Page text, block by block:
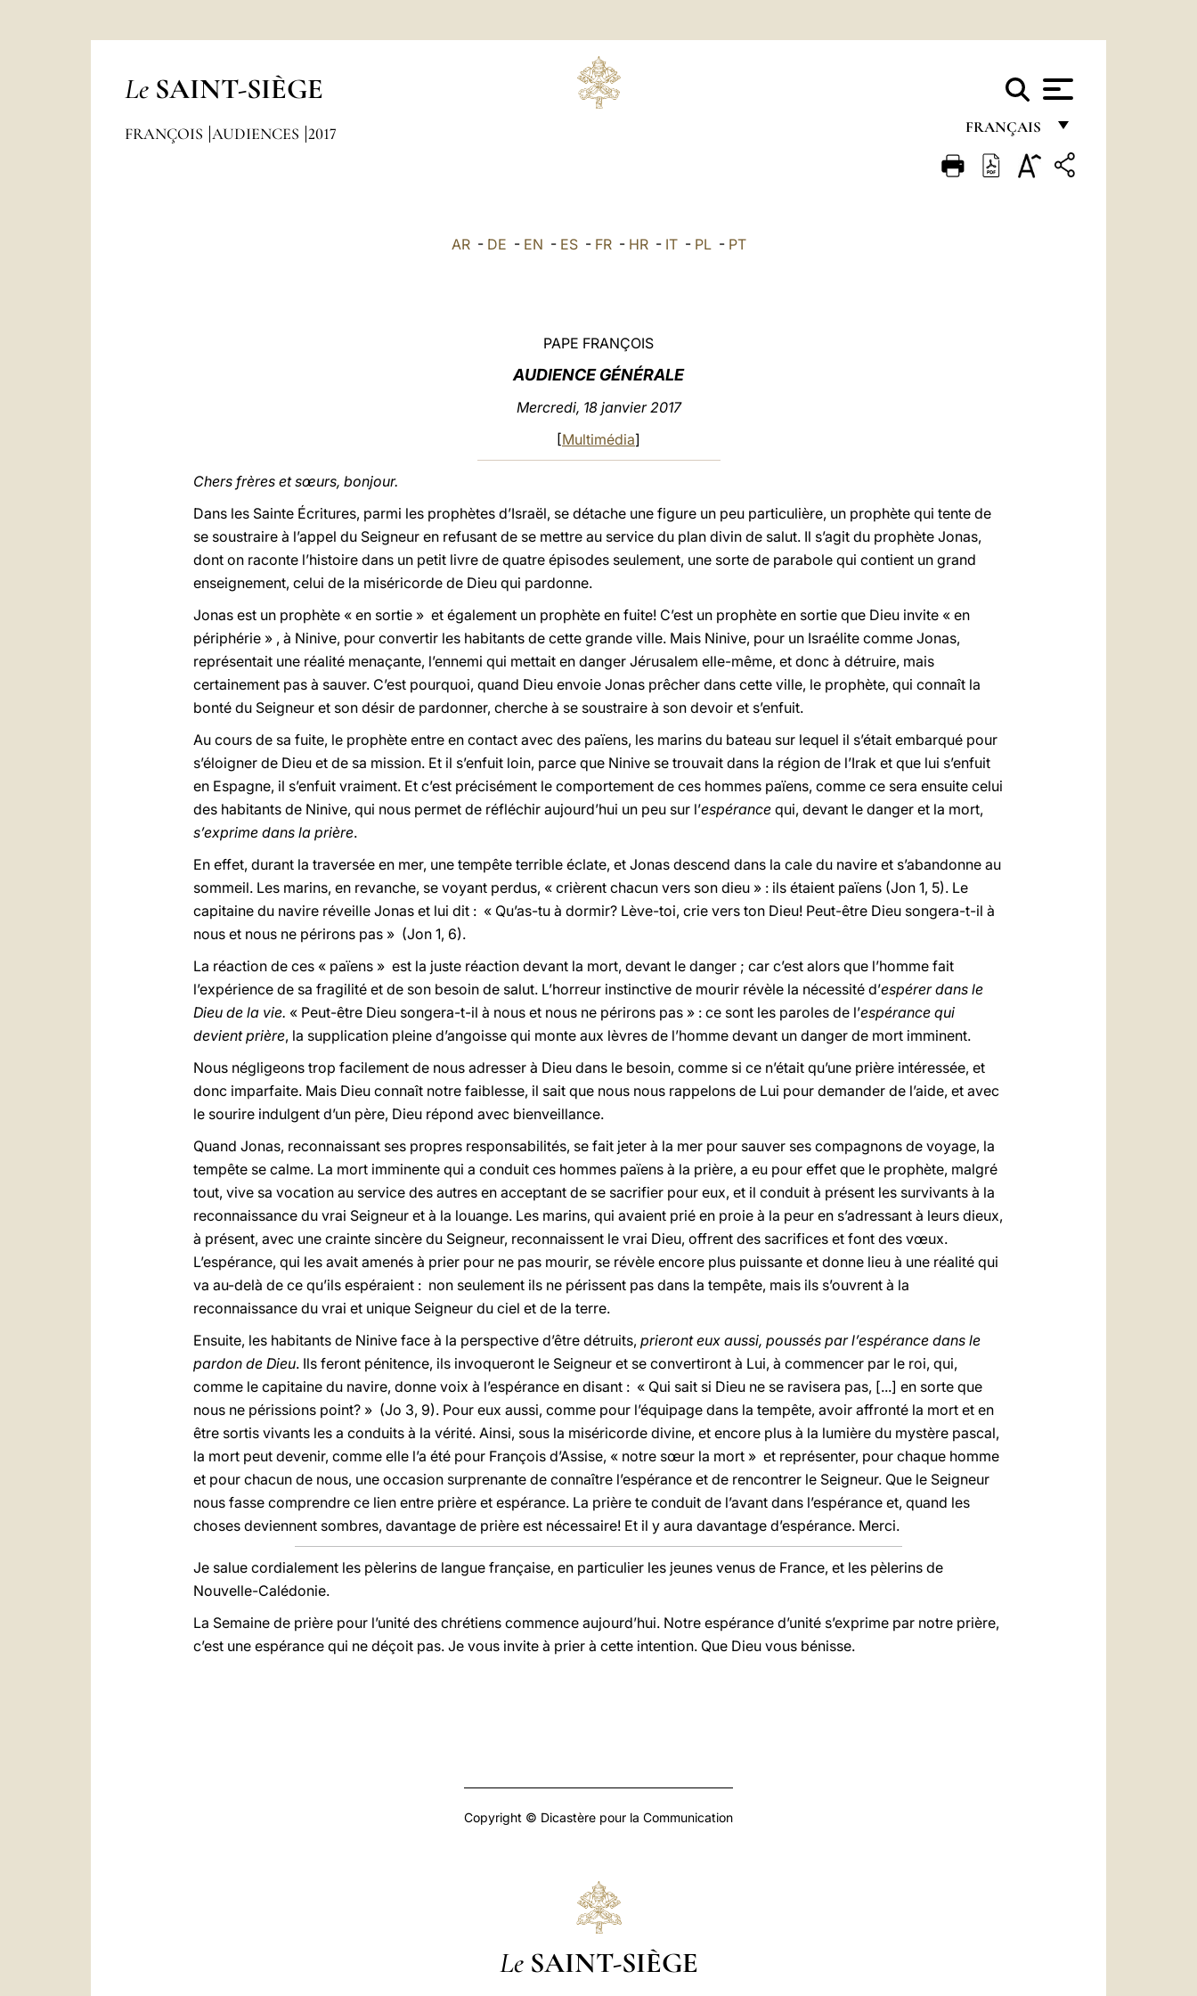
Le SAINT-SIÈGE
FRANÇAIS
FRANÇAIS
FRANÇOIS AUDIENCES 2017
AR- DE - EN - ES- FR- HR- IT- PL- PT
PAPE FRANÇOIS
AUDIENCE GÉNÉRALE
Mercredi, 18 janvier 2017
[Multimédia]
Chers frères et sœurs, bonjour.
Dans les Sainte Écritures, parmi les prophètes d’Israël, se détache une figure un peu particulière, un prophète qui tente de
se soustraire à l’appel du Seigneur en refusant de se mettre au service du plan divin de salut. Il s’agit du prophète Jonas,
dont on raconte l’histoire dans un petit livre de quatre épisodes seulement, une sorte de parabole qui contient un grand
enseignement, celui de la miséricorde de Dieu qui pardonne.
Jonas est un prophète « en sortie » et également un prophète en fuite! C’est un prophète en sortie que Dieu invite « en
périphérie » , à Ninive, pour convertir les habitants de cette grande ville. Mais Ninive, pour un Israélite comme Jonas,
représentait une réalité menaçante, l’ennemi qui mettait en danger Jérusalem elle-même, et donc à détruire, mais
certainement pas à sauver. C’est pourquoi, quand Dieu envoie Jonas prêcher dans cette ville, le prophète, qui connaît la
bonté du Seigneur et son désir de pardonner, cherche à se soustraire à son devoir et s’enfuit.
Au cours de sa fuite, le prophète entre en contact avec des païens, les marins du bateau sur lequel il s’était embarqué pour
s’éloigner de Dieu et de sa mission. Et il s’enfuit loin, parce que Ninive se trouvait dans la région de l’Irak et que lui s’enfuit
en Espagne, il s’enfuit vraiment. Et c’est précisément le comportement de ces hommes païens, comme ce sera ensuite celui
des habitants de Ninive, qui nous permet de réfléchir aujourd’hui un peu sur l’espérance qui, devant le danger et la mort,
s’exprime dans la prière.
En effet, durant la traversée en mer, une tempête terrible éclate, et Jonas descend dans la cale du navire et s’abandonne au
sommeil. Les marins, en revanche, se voyant perdus, « crièrent chacun vers son dieu » : ils étaient païens (Jon 1, 5). Le
capitaine du navire réveille Jonas et lui dit : « Qu’as-tu à dormir? Lève-toi, crie vers ton Dieu! Peut-être Dieu songera-t-il à
nous et nous ne périrons pas » (Jon 1, 6).
La réaction de ces « païens » est la juste réaction devant la mort, devant le danger ; car c’est alors que l’homme fait
l’expérience de sa fragilité et de son besoin de salut. L’horreur instinctive de mourir révèle la nécessité d’espérer dans le
Dieu de la vie. « Peut-être Dieu songera-t-il à nous et nous ne périrons pas » : ce sont les paroles de l’espérance qui
devient prière, la supplication pleine d’angoisse qui monte aux lèvres de l’homme devant un danger de mort imminent.
Nous négligeons trop facilement de nous adresser à Dieu dans le besoin, comme si ce n’était qu’une prière intéressée, et
donc imparfaite. Mais Dieu connaît notre faiblesse, il sait que nous nous rappelons de Lui pour demander de l’aide, et avec
le sourire indulgent d’un père, Dieu répond avec bienveillance.
Quand Jonas, reconnaissant ses propres responsabilités, se fait jeter à la mer pour sauver ses compagnons de voyage, la
tempête se calme. La mort imminente qui a conduit ces hommes païens à la prière, a eu pour effet que le prophète, malgré
tout, vive sa vocation au service des autres en acceptant de se sacrifier pour eux, et il conduit à présent les survivants à la
reconnaissance du vrai Seigneur et à la louange. Les marins, qui avaient prié en proie à la peur en s’adressant à leurs dieux,
à présent, avec une crainte sincère du Seigneur, reconnaissent le vrai Dieu, offrent des sacrifices et font des vœux.
L’espérance, qui les avait amenés à prier pour ne pas mourir, se révèle encore plus puissante et donne lieu à une réalité qui
va au-delà de ce qu’ils espéraient : non seulement ils ne périssent pas dans la tempête, mais ils s’ouvrent à la
reconnaissance du vrai et unique Seigneur du ciel et de la terre.
Ensuite, les habitants de Ninive face à la perspective d’être détruits, prieront eux aussi, poussés par l’espérance dans le
pardon de Dieu. Ils feront pénitence, ils invoqueront le Seigneur et se convertiront à Lui, à commencer par le roi, qui,
comme le capitaine du navire, donne voix à l’espérance en disant : « Qui sait si Dieu ne se ravisera pas, [...] en sorte que
nous ne périssions point? » (Jo 3, 9). Pour eux aussi, comme pour l’équipage dans la tempête, avoir affronté la mort et en
être sortis vivants les a conduits à la vérité. Ainsi, sous la miséricorde divine, et encore plus à la lumière du mystère pascal,
la mort peut devenir, comme elle l’a été pour François d’Assise, « notre sœur la mort » et représenter, pour chaque homme
et pour chacun de nous, une occasion surprenante de connaître l’espérance et de rencontrer le Seigneur. Que le Seigneur
nous fasse comprendre ce lien entre prière et espérance. La prière te conduit de l’avant dans l’espérance et, quand les
choses deviennent sombres, davantage de prière est nécessaire! Et il y aura davantage d’espérance. Merci.
Je salue cordialement les pèlerins de langue française, en particulier les jeunes venus de France, et les pèlerins de
Nouvelle-Calédonie.
La Semaine de prière pour l’unité des chrétiens commence aujourd’hui. Notre espérance d’unité s’exprime par notre prière,
c’est une espérance qui ne déçoit pas. Je vous invite à prier à cette intention. Que Dieu vous bénisse.
Copyright © Dicastère pour la Communication
Le SAINT-SIÈGE